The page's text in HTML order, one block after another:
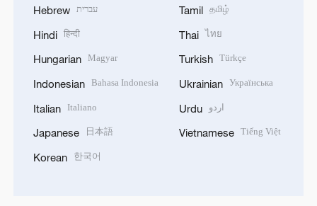
Hebrew עברית
Hindi हिन्दी
Hungarian Magyar
Indonesian Bahasa Indonesia
Italian Italiano
Japanese 日本語
Korean 한국어
Tamil தமிழ்
Thai ไทย
Turkish Türkçe
Ukrainian Українська
Urdu اردو
Vietnamese Tiếng Việt